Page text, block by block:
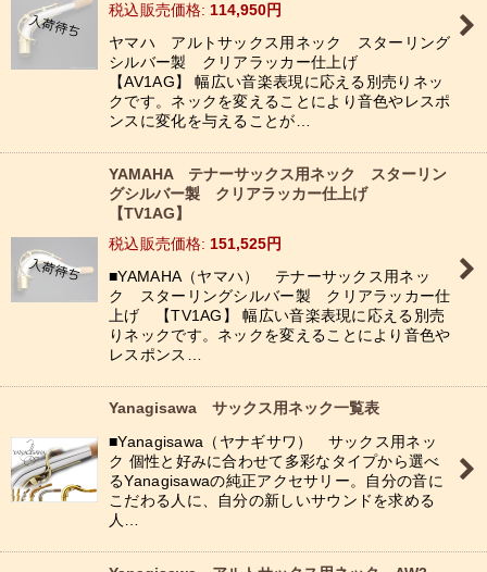
税込 : 114,950円
ヤマハ アルトサックス用ネック スターリング
シルバー製 クリアラッカー仕上げ
【AV1AG】 幅広い音楽表現に応える別売りネッ
クです。ネックを変えることにより音色やレスポ
ンスに変化を与えることが…
YAMAHA テナーサックス用ネック スターリン
グシルバー製 クリアラッカー仕上げ
【TV1AG】
税込
: 151,525円
■YAMAHA（ヤマハ） テナーサックス用ネッ
ク スターリングシルバー製 クリアラッカー仕
上げ 【TV1AG】 幅広い音楽表現に応える別売
りネックです。ネックを変えることにより音色や
レスポンス…
Yanagisawa サックス用ネック一覧表
■Yanagisawa（ヤナギサワ） サックス用ネッ
ク 個性と好みに合わせて多彩なタイプから選べ
るYanagisawaの純正アクセサリー。自分の音に
こだわる人に、自分の新しいサウンドを求める
人…